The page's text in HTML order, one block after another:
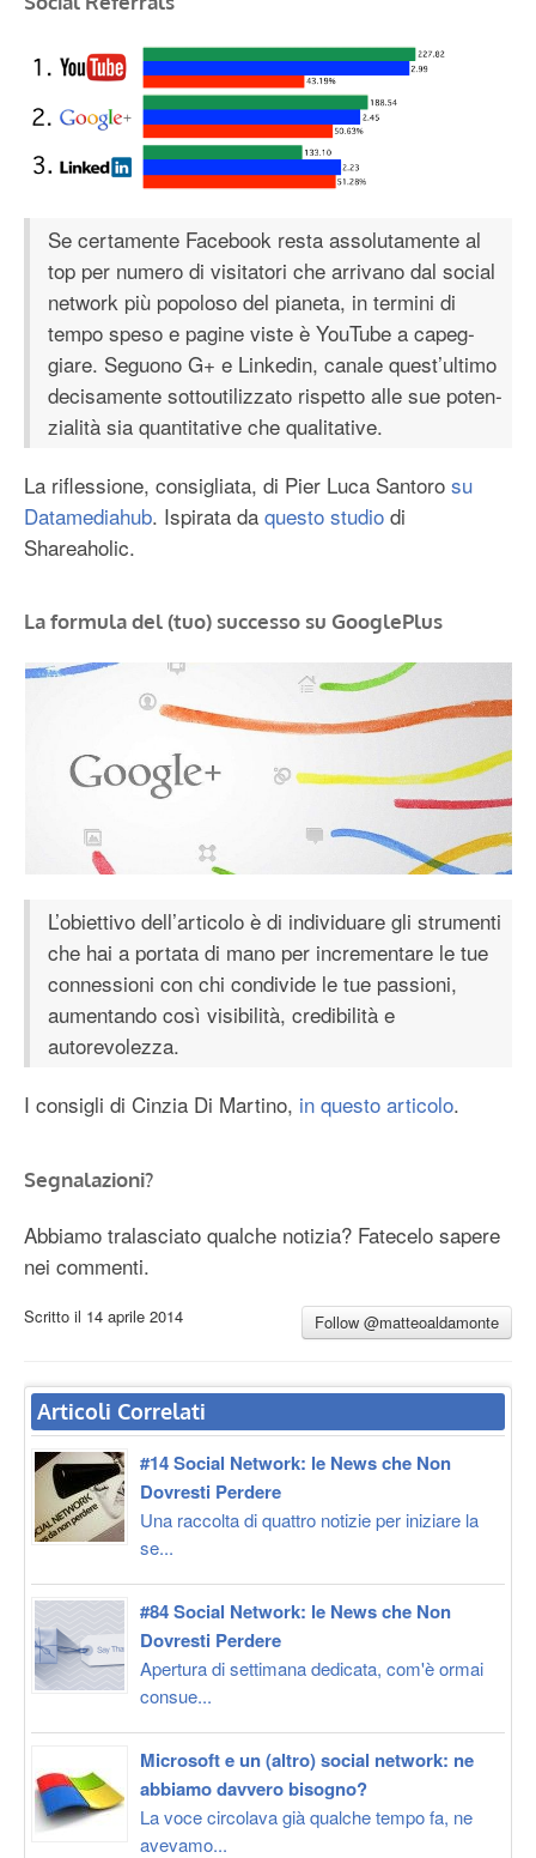
Se cer­ta­mente Face­book resta asso­lu­ta­mente al
top per numero di visi­ta­tori che arri­vano dal social
net­work più popo­loso del pia­neta, in ter­mini di
tempo speso e pagine viste è You­Tube a capeg­
giare. Seguono G+ e Lin­ke­din, canale quest’ultimo
deci­sa­mente sot­tou­ti­liz­zato rispetto alle sue poten­
zia­lità sia quan­ti­ta­tive che qualitative.
La riflessione, consigliata, di Pier Luca Santoro su
Datamediahub. Ispirata da questo studio di
Shareaholic.
La formula del (tuo) successo su GooglePlus
L’obiettivo dell’articolo è di individuare gli strumenti
che hai a portata di mano per incrementare le tue
connessioni con chi condivide le tue passioni,
aumentando così visibilità, credibilità e
autorevolezza.
I consigli di Cinzia Di Martino, in questo articolo.
Segnalazioni?
Abbiamo tralasciato qualche notizia? Fatecelo sapere
nei commenti.
Scritto il 14 aprile 2014 Follow @matteoaldamonte
Articoli Correlati
#14 Social Network: le News che Non
Dovresti Perdere
Una raccolta di quattro notizie per iniziare la
se...
#84 Social Network: le News che Non
Dovresti Perdere
Apertura di settimana dedicata, com'è ormai
consue...
Microsoft e un (altro) social network: ne
abbiamo davvero bisogno?
La voce circolava già qualche tempo fa, ne
avevamo...